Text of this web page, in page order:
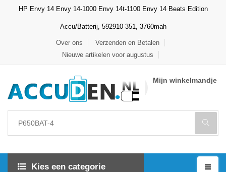
HP Envy 14 Envy 14-1000 Envy 14t-1100 Envy 14 Beats Edition
Accu/Batterij, 592910-351, 3760mah
Over ons
Verzenden en Betalen
Nieuwe artikelen voor augustus
Mijn winkelmandje
Kies een categorie